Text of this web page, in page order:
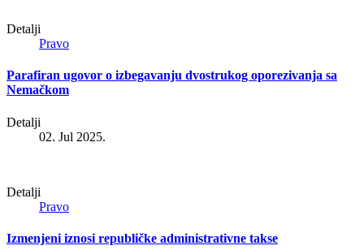
Detalji
Pravo
Parafiran ugovor o izbegavanju dvostrukog oporezivanja sa
Nemačkom
Detalji
02. Jul 2025.
Detalji
Pravo
Izmenjeni iznosi republičke administrativne takse